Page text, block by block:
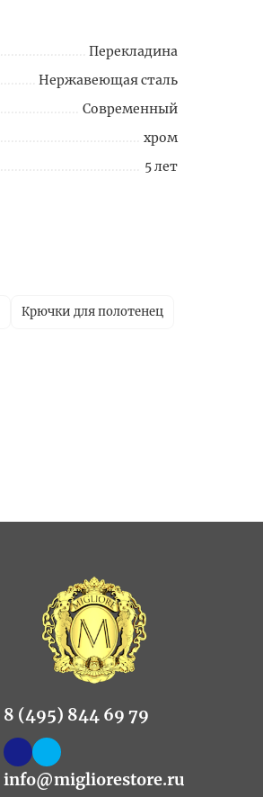
Перекладина
Нержавеющая сталь
Современный
хром
5 лет
Крючки для полотенец
8 (495) 844 69 79
info@migliorestore.ru